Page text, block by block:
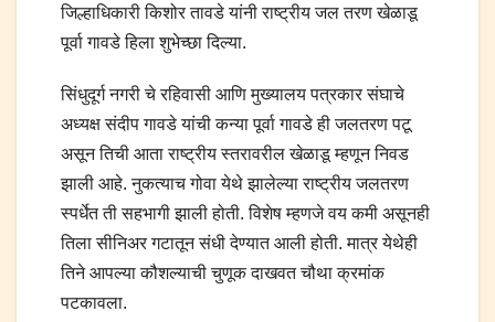
जिल्हाधिकारी किशोर तावडे यांनी राष्ट्रीय जल तरण खेळाडू
पूर्वा गावडे हिला शुभेच्छा दिल्या.
सिंधुदूर्ग नगरी चे रहिवासी आणि मुख्यालय पत्रकार संघाचे
अध्यक्ष संदीप गावडे यांची कन्या पूर्वा गावडे ही जलतरण पटू
असून तिची आता राष्ट्रीय स्तरावरील खेळाडू म्हणून निवड
झाली आहे. नुकत्याच गोवा येथे झालेल्या राष्ट्रीय जलतरण
स्पर्धेत ती सहभागी झाली होती. विशेष म्हणजे वय कमी असूनही
तिला सीनिअर गटातून संधी देण्यात आली होती. मात्र येथेही
तिने आपल्या कौशल्याची चुणूक दाखवत चौथा क्रमांक
पटकावला.